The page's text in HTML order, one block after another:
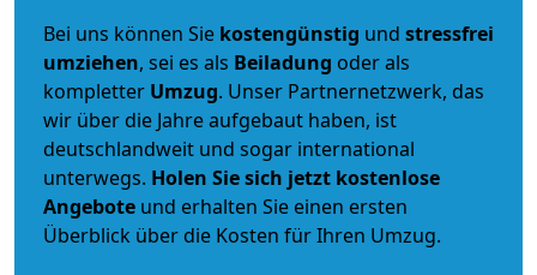
Bei uns können Sie kostengünstig und stressfrei
umziehen, sei es als Beiladung oder als
kompletter Umzug. Unser Partnernetzwerk, das
wir über die Jahre aufgebaut haben, ist
deutschlandweit und sogar international
unterwegs. Holen Sie sich jetzt kostenlose
Angebote und erhalten Sie einen ersten
Überblick über die Kosten für Ihren Umzug.